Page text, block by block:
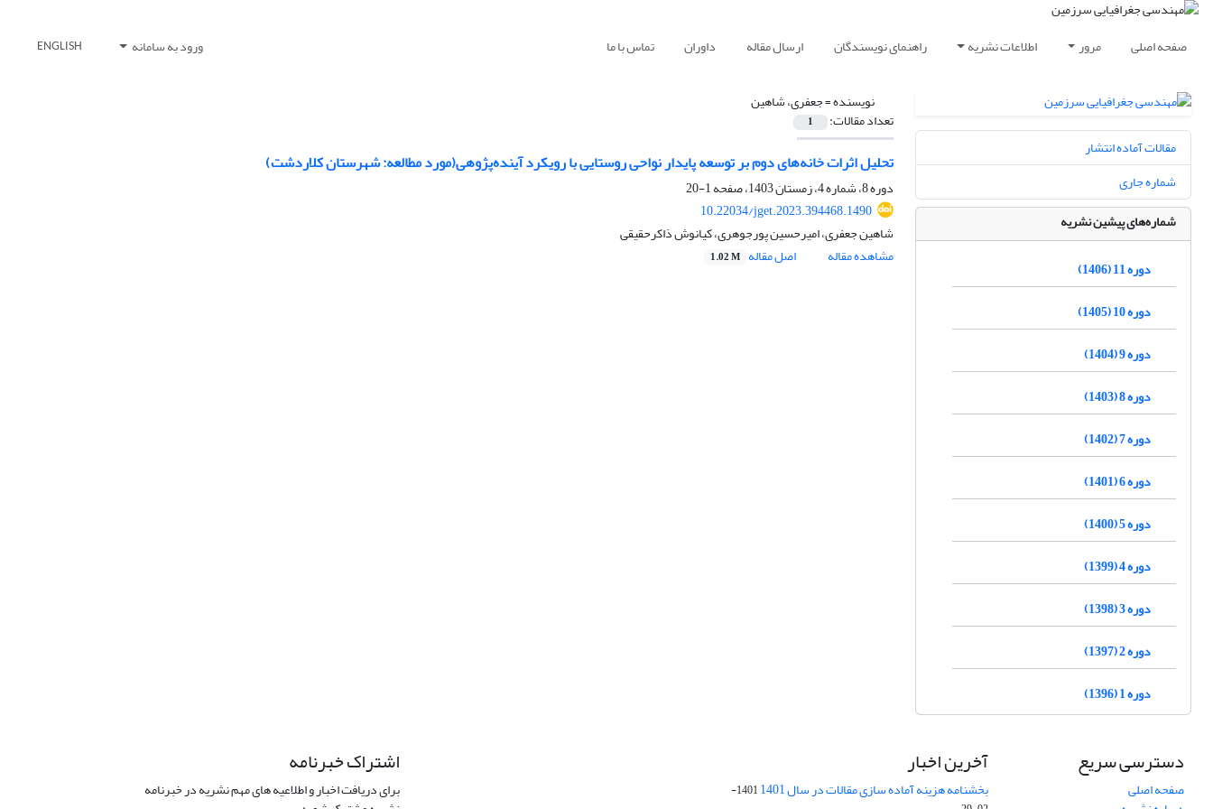
صفحه اصلی مرور اطلاعات نشریه راهنمای نویسندگان ارسال مقاله داوران تماس با ما ورود به سامانه ENGLISH
نویسنده =جعفری، شاهین
تعداد مقالات: 1
تحلیل اثرات خانه‌های دوم بر توسعه پایدار نواحی روستایی با رویکرد آینده‌پژوهی(مورد مطالعه: شهرستان کلاردشت)
دوره 8، شماره 4، زمستان 1403، صفحه
1-20
10.22034/jget.2023.394468.1490
شاهین جعفری، امیرحسین پورجوهری، کیانوش ذاکرحقیقی
مشاهده مقاله
اصل مقاله 1.02 M
مقالات آماده انتشار
شماره جاری
شماره‌های پیشین نشریه
دوره 11 (1406)
دوره 10 (1405)
دوره 9 (1404)
دوره 8 (1403)
دوره 7 (1402)
دوره 6 (1401)
دوره 5 (1400)
دوره 4 (1399)
دوره 3 (1398)
دوره 2 (1397)
دوره 1 (1396)
دسترسی سریع
صفحه اصلی
آخرین اخبار
بخشنامه هزینه آماده سازی مقالات در سال 1401
1401-
اشتراک خبرنامه
برای دریافت اخبار و اطلاعیه های مهم نشریه در خبرنامه